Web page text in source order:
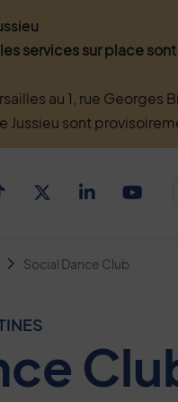
services sur place
au 1, rue Georges
sont
Twitter
Linkedin
Social Dance Club